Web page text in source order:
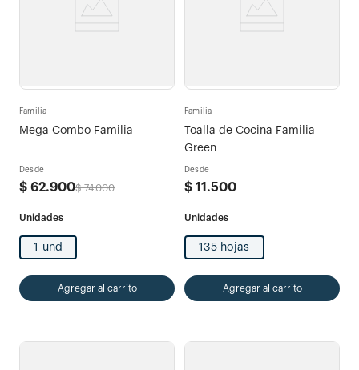
Familia
Mega Combo Familia
Desde
$ 62.900$ 74.000
1 und
Agregar al carrito
Familia
Toalla de Cocina Familia
Green
Desde
$ 11 .500
135 hojas
Agregar al carrito